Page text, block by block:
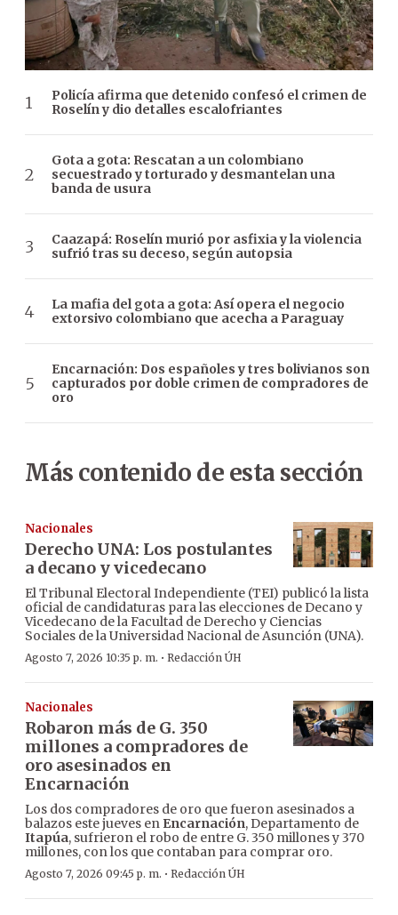
Policía afirma que detenido confesó el crimen de
Roselín y dio detalles escalofriantes
Gota a gota: Rescatan a un colombiano
secuestrado y torturado y desmantelan una
banda de usura
Caazapá: Roselín murió por asfixia y la violencia
sufrió tras su deceso, según autopsia
La mafia del gota a gota: Así opera el negocio
extorsivo colombiano que acecha a Paraguay
Encarnación: Dos españoles y tres bolivianos son
capturados por doble crimen de compradores de
oro
Más contenido de esta sección
Nacionales
Derecho UNA: Los postulantes
a decano y vicedecano
El Tribunal Electoral Independiente (TEI) publicó la lista
oficial de candidaturas para las elecciones de Decano y
Vicedecano de la Facultad de Derecho y Ciencias
Sociales de la Universidad Nacional de Asunción (UNA).
Agosto 7, 2026 10:35 p. m. · Redacción ÚH
Nacionales
Robaron más de G. 350
millones a compradores de
oro asesinados en
Encarnación
Los dos compradores de oro que fueron asesinados a
balazos este jueves en Encarnación, Departamento de
Itapúa, sufrieron el robo de entre G. 350 millones y 370
millones, con los que contaban para comprar oro.
Agosto 7, 2026 09:45 p. m. · Redacción ÚH